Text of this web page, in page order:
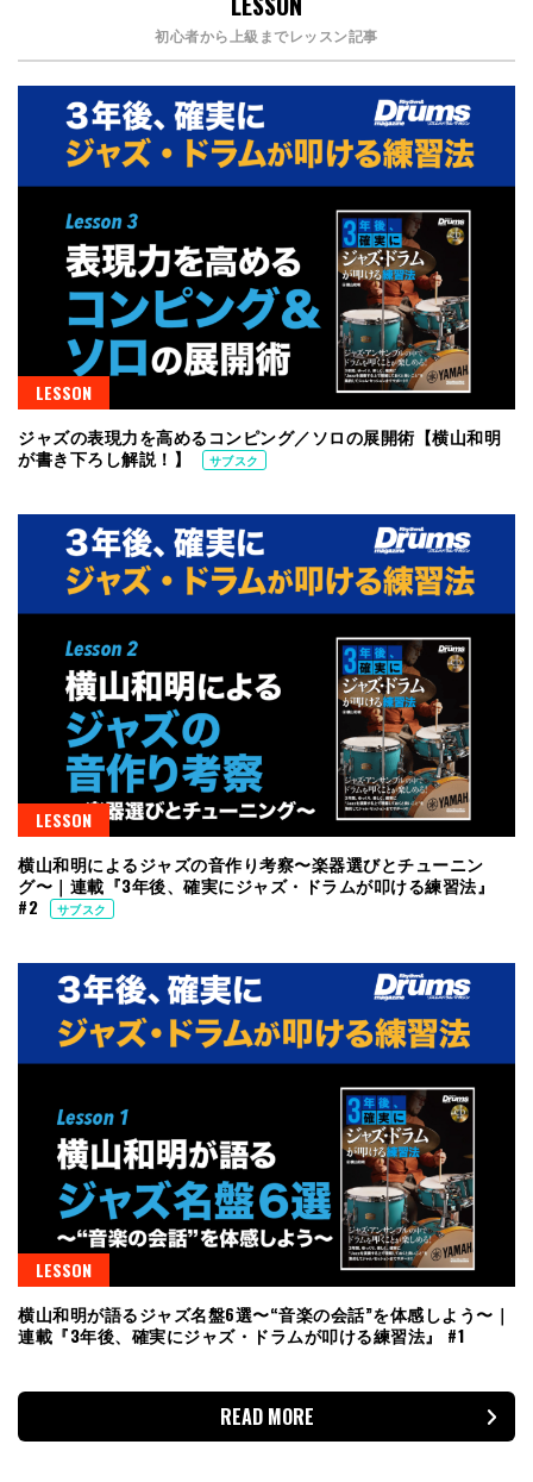
初心者から上級までレッスン記事
LESSON
ジャズの表現力を高めるコンピング／ソロの展開術【横山和明
が書き下ろし解説！】
サブスク
LESSON
横山和明によるジャズの音作り考察〜楽器選びとチューニン
グ〜｜連載『3年後、確実にジャズ・ドラムが叩ける練習法』
#2
サブスク
LESSON
横山和明が語るジャズ名盤6選〜“音楽の会話”を体感しよう〜｜
連載『3年後、確実にジャズ・ドラムが叩ける練習法』 #1
READ MORE